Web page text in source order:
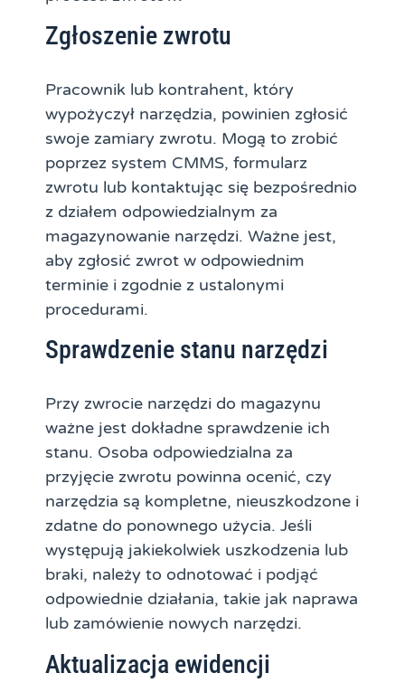
Zgłoszenie zwrotu
Pracownik lub kontrahent, który
wypożyczył narzędzia, powinien zgłosić
swoje zamiary zwrotu. Mogą to zrobić
poprzez system CMMS, formularz
zwrotu lub kontaktując się bezpośrednio
z działem odpowiedzialnym za
magazynowanie narzędzi. Ważne jest,
aby zgłosić zwrot w odpowiednim
terminie i zgodnie z ustalonymi
procedurami.
Sprawdzenie stanu narzędzi
Przy zwrocie narzędzi do magazynu
ważne jest dokładne sprawdzenie ich
stanu. Osoba odpowiedzialna za
przyjęcie zwrotu powinna ocenić, czy
narzędzia są kompletne, nieuszkodzone i
zdatne do ponownego użycia. Jeśli
występują jakiekolwiek uszkodzenia lub
braki, należy to odnotować i podjąć
odpowiednie działania, takie jak naprawa
lub zamówienie nowych narzędzi.
Aktualizacja ewidencji